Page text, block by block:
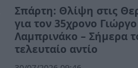
Σπάρτη: Θλίψη στις
για τον 35χρονο Γιώργο
Λαμπρινάκο – Σήμερα
τελευταίο αντίο